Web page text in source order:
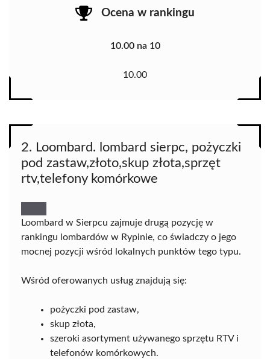
Ocena w rankingu
10.00 na 10
10.00
2. Loombard. lombard sierpc, pożyczki
pod zastaw,złoto,skup złota,sprzęt
rtv,telefony komórkowe
Loombard w Sierpcu zajmuje drugą pozycję w
rankingu lombardów w Rypinie, co świadczy o jego
mocnej pozycji wśród lokalnych punktów tego typu.
Wśród oferowanych usług znajdują się:
pożyczki pod zastaw,
skup złota,
szeroki asortyment używanego sprzętu RTV i
telefonów komórkowych.